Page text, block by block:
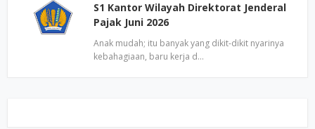
S1 Kantor Wilayah Direktorat Jenderal
Pajak Juni 2026
Anak mudah; itu banyak yang dikit-dikit nyarinya
kebahagiaan, baru kerja d…